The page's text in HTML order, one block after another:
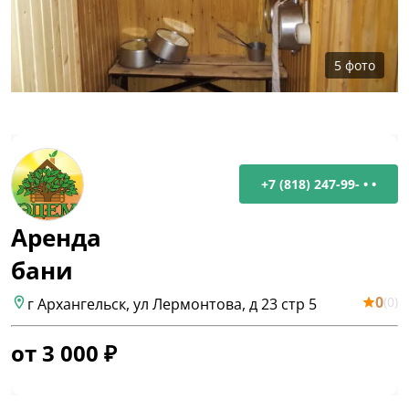
5 фото
+7 (818) 247-99- • •
Аренда
бани
г Архангельск, ул Лермонтова, д 23 стр 5 0(0)
от 3 000 ₽